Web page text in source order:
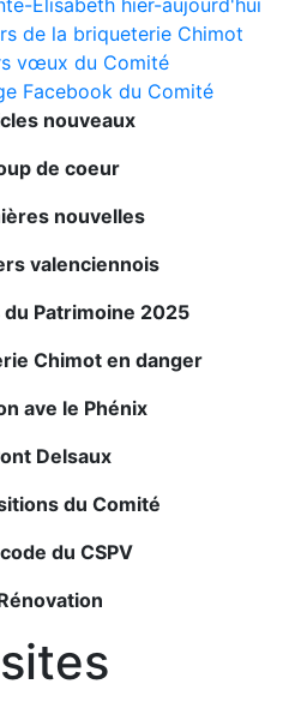
Elisabeth hier-aujourd'hui
de la briqueterie Chimot
vœux du Comité
Facebook du Comité
nouveaux
de coeur
nouvelles
valenciennois
Patrimoine 2025
Chimot en danger
ave le Phénix
Delsaux
du Comité
du CSPV